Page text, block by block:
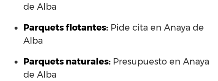
de Alba
Parquets flotantes: Pide cita en Anaya de
Alba
Parquets naturales: Presupuesto en Anaya
de Alba